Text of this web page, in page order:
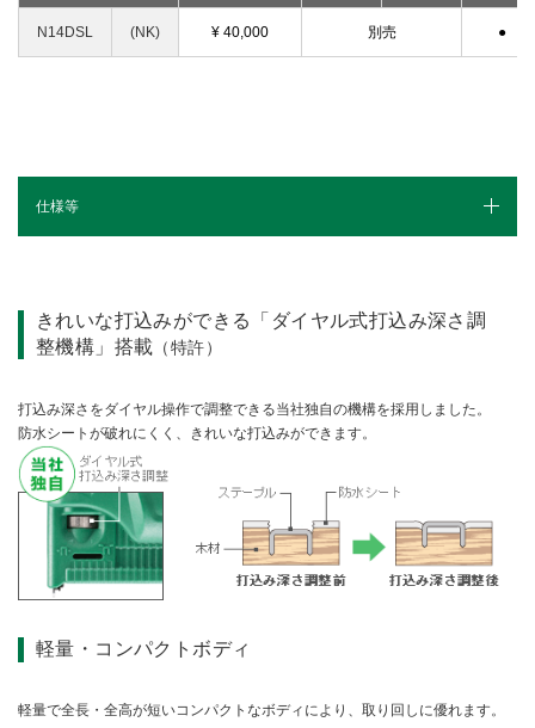
切断・圧着
N14DSL (NK) ¥ 40,000 別売 ●
仕様等
仕様（スペック）
別売部品
きれいな打込みができる「ダイヤル式打込み深さ調
整機構」搭載 （特許）
打込み深さをダイヤル操作で調整できる当社独自の機構を採用しました。
防水シートが破れにくく、きれいな打込みができます。
軽量・コンパクトボディ
軽量で全長・全高が短いコンパクトなボディにより、取り回しに優れます。